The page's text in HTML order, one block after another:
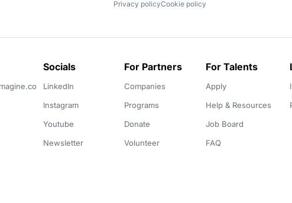
Privacy policyCookie policy
Socials
LinkedIn
Instagram
Youtube
Newsletter
For Partners
Companies
Programs
Donate
Volunteer
For Talents
Apply
Help & Resources
Job Board
FAQ